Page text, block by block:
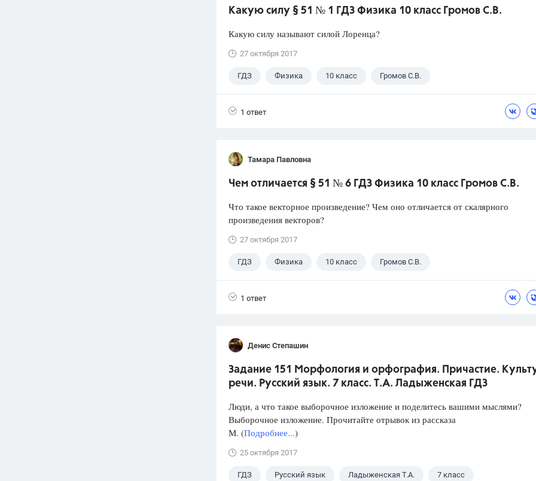
Какую силу § 51 № 1 ГДЗ Физика 10 класс Громов С.В.
Какую силу называют силой Лоренца?
27 октября 2017
ГДЗ Физика 10 класс Громов С.В.
1 ответ
Тамара Павловна
Чем отличается § 51 № 6 ГДЗ Физика 10 класс Громов С.В.
Что такое векторное произведение? Чем оно отличается от скалярного
произведения векторов?
27 октября 2017
ГДЗ Физика 10 класс Громов С.В.
1 ответ
Денис Степашин
Задание 151 Морфология и орфография. Причастие.
речи. Русский язык. 7 класс. Т.А. Ладыженская ГДЗ
Люди, а что такое выборочное изложение и поделитесь вашими мыслями?
Выборочное изложение. Прочитайте отрывок из рассказа
М. (Подробнее...)
25 октября 2017
ГДЗ Русский язык Ладыженская Т.А. 7 класс